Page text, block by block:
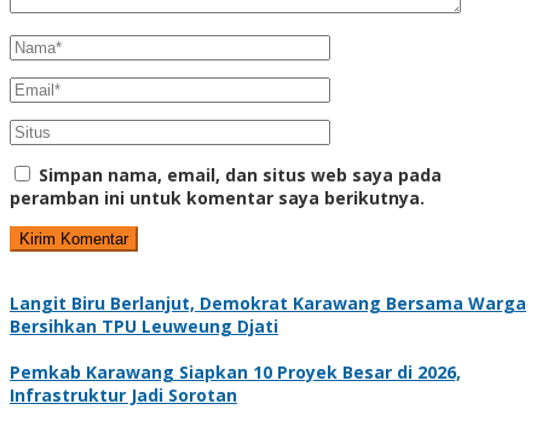
Simpan nama, email, dan situs web saya pada
peramban ini untuk komentar saya berikutnya.
Langit Biru Berlanjut, Demokrat Karawang Bersama Warga
Bersihkan TPU Leuweung Djati
Pemkab Karawang Siapkan 10 Proyek Besar di 2026,
Infrastruktur Jadi Sorotan